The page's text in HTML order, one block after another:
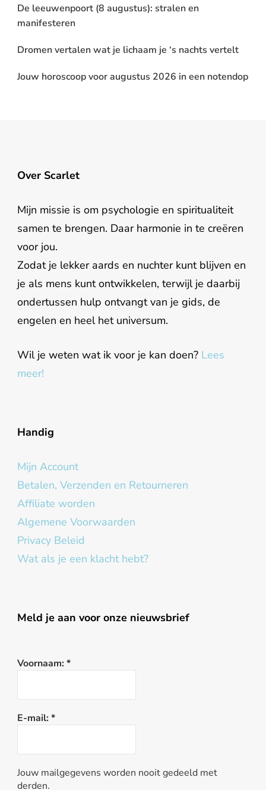
De leeuwenpoort (8 augustus): stralen en
manifesteren
Dromen vertalen wat je lichaam je ‘s nachts vertelt
Jouw horoscoop voor augustus 2026 in een notendop
Over Scarlet
Mijn missie is om psychologie en spiritualiteit
samen te brengen. Daar harmonie in te creëren
voor jou.
Zodat je lekker aards en nuchter kunt blijven en
je als mens kunt ontwikkelen, terwijl je daarbij
ondertussen hulp ontvangt van je gids, de
engelen en heel het universum.
Wil je weten wat ik voor je kan doen? Lees
meer!
Handig
Mijn Account
Betalen, Verzenden en Retourneren
Affiliate worden
Algemene Voorwaarden
Privacy Beleid
Wat als je een klacht hebt?
Meld je aan voor onze nieuwsbrief
Voornaam: *
E-mail: *
Jouw mailgegevens worden nooit gedeeld met
derden.